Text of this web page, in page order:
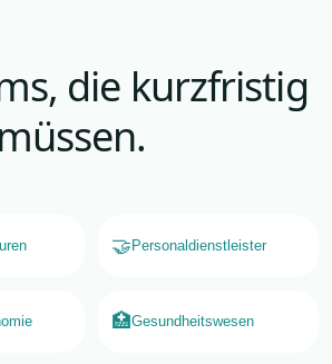
die kurzfristig
🤝 Personaldienstleister
🏥Gesundheitswesen